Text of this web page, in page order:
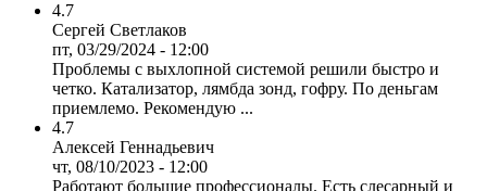
4.7
Сергей Светлаков
пт, 03/29/2024 - 12:00
Проблемы с выхлопной системой решили быстро и
четко. Катализатор, лямбда зонд, гофру. По деньгам
приемлемо. Рекомендую ...
4.7
Алексей Геннадьевич
чт, 08/10/2023 - 12:00
Работают большие профессионалы. Есть слесарный и